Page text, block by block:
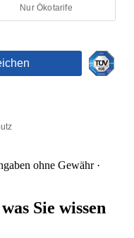
ohne Gewähr ·
Sie wissen